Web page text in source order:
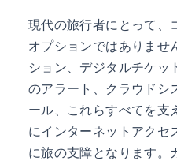
現代の旅行者にとって、
オプションではありませ
ション、デジタルチケッ
のアラート、クラウドシ
ール、これらすべてを支
にインターネットアクセ
に旅の支障となります。